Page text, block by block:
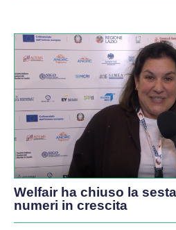
Welfair ha chiuso la
numeri in crescita